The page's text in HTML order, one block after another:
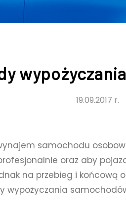
19.09.2017 r.
samochodu
oraz aby
na przebieg i końcową
wypożyczania